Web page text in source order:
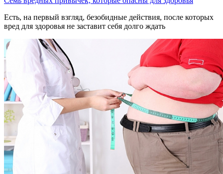
Есть, на первый взгляд, безобидные действия, после которых
вред для здоровья не заставит себя долго ждать